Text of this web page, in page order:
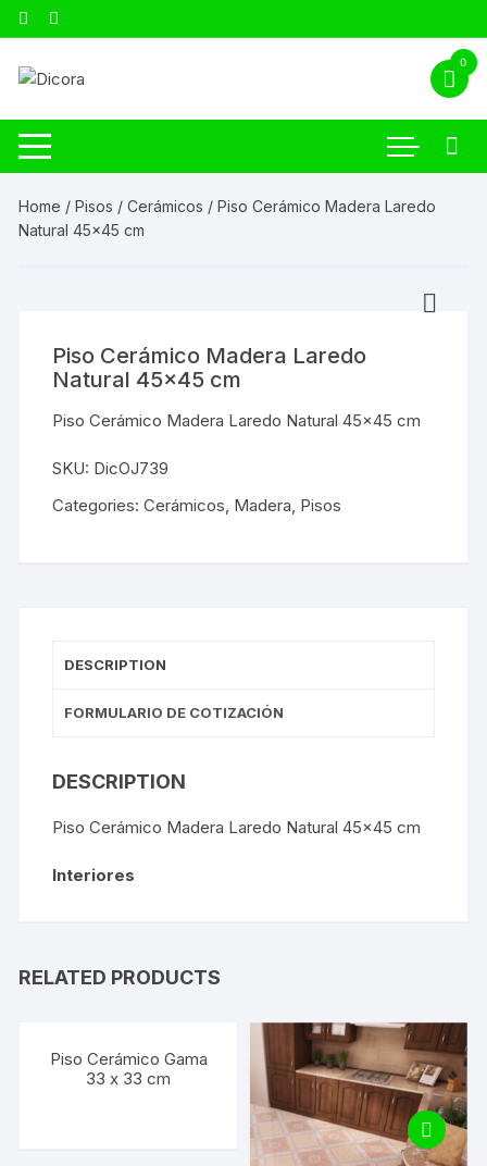
0
Home /Pisos /Cerámicos / Piso Cerámico Madera Laredo
Natural 45×45 cm
Piso Cerámico Madera Laredo
Natural 45×45 cm
Piso Cerámico Madera Laredo Natural 45×45 cm
SKU: DicOJ739
Categories:Cerámicos, Madera, Pisos
DESCRIPTION
FORMULARIO DE COTIZACIÓN
DESCRIPTION
Piso Cerámico Madera Laredo Natural 45×45 cm
Interiores
RELATED PRODUCTS
Piso Cerámico Gama
33 x 33 cm